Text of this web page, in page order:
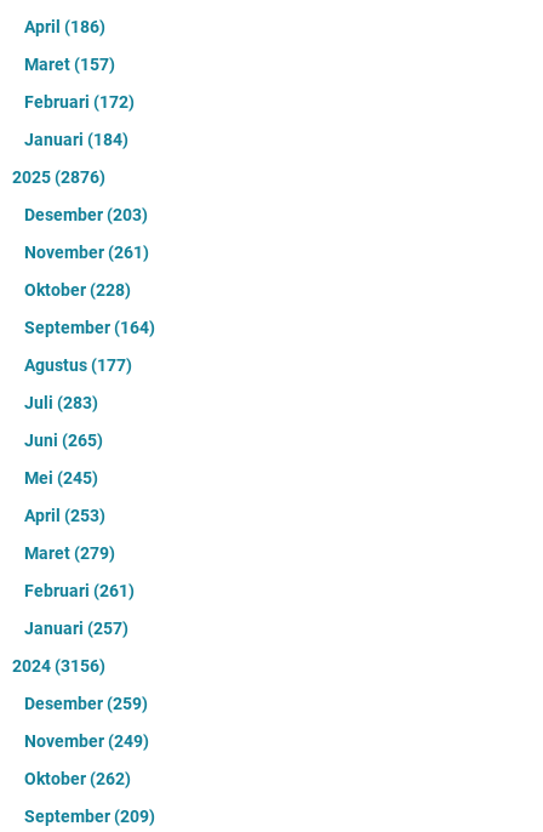
April (186)
Maret(157)
Februari (172)
Januari (184)
2025(2876)
Desember(203)
November(261)
Oktober(228)
September(164)
Agustus(177)
Juli (283)
Juni (265)
Mei (245)
April (253)
Maret(279)
Februari (261)
Januari (257)
2024(3156)
Desember(259)
November(249)
Oktober(262)
September(209)